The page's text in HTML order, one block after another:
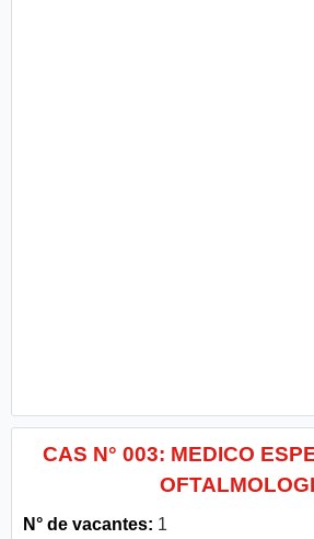
CAS N° 003: MEDICO
N° de vacantes: 1